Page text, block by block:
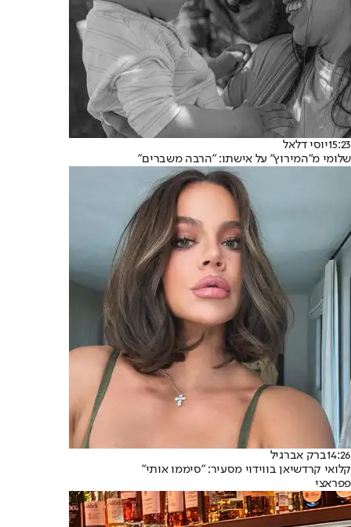
15:23יוסי דלאל
שלומי מ"המירוץ" על אישתו: "הרבה משברים"
14:26ברק אברגיל
קלואי קרדשיאן בווידוי מסעיר: "סיממו אותי"
פפראצי